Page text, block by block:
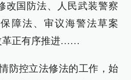
改国防法、人民武装警察
障法、审议海警法草案
革正有序推进……
防控立法修法的工作，始